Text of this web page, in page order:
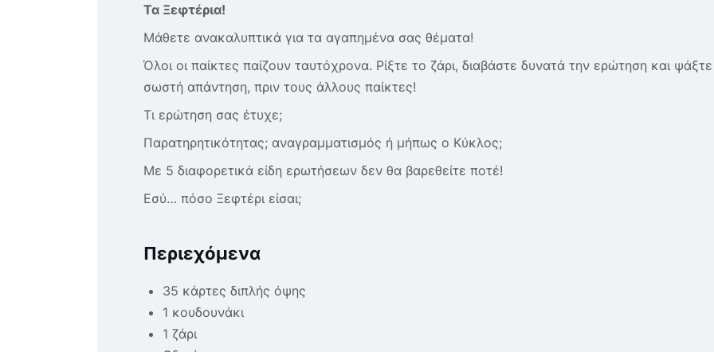
Τα Ξεφτέρια!
Μάθετε ανακαλυπτικά για τα αγαπημένα σας θέματα!
Όλοι οι παίκτες παίζουν ταυτόχρονα. Ρίξτε το ζάρι, διαβάστε δυνατά την ερώτηση και
σωστή απάντηση, πριν τους άλλους παίκτες!
Τι ερώτηση σας έτυχε;
Παρατηρητικότητας; αναγραμματισμός ή μήπως ο Κύκλος;
Με 5 διαφορετικά είδη ερωτήσεων δεν θα βαρεθείτε ποτέ!
Εσύ… πόσο Ξεφτέρι είσαι;
Περιεχόμενα
35 κάρτες διπλής όψης
1 κουδουνάκι
1 ζάρι